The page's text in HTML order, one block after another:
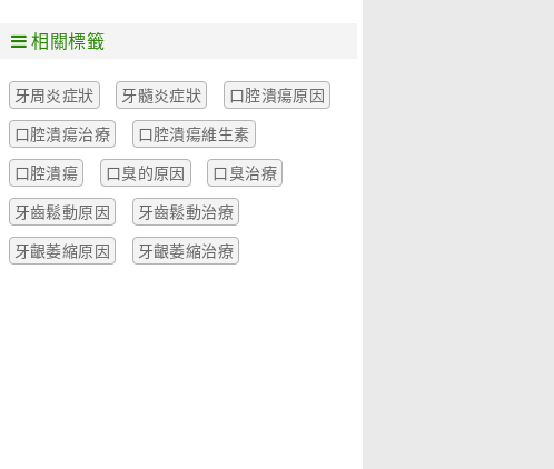
相關標籤
牙周炎症狀 牙髓炎症狀
口腔潰瘍原因
口腔潰瘍治療
口腔潰瘍維生素
口腔潰瘍
口臭的原因
口臭治療
牙齒鬆動原因
牙齒鬆動治療
牙齦萎縮原因
牙齦萎縮治療